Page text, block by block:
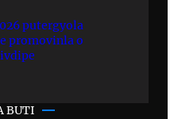
putergyola
promovinla o
BUTI